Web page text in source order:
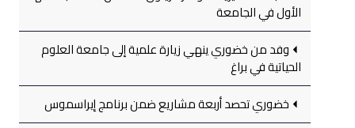
الأول في الجامعة
وفد من خضوري ينهي زيارة علمية إلى جامعة العلوم
الحياتية في براغ
خضوري تحصد أربعة مشاريع ضمن برنامج إيراسموس